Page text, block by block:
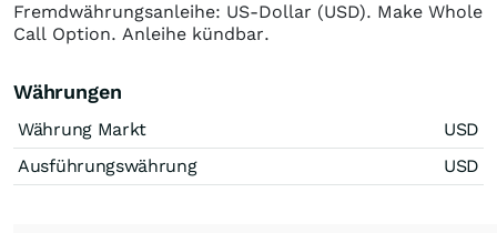
Fremdwährungsanleihe: US-Dollar (USD). Make Whole
Call Option. Anleihe kündbar.
Währungen
Währung Markt
USD
Ausführungswährung
USD